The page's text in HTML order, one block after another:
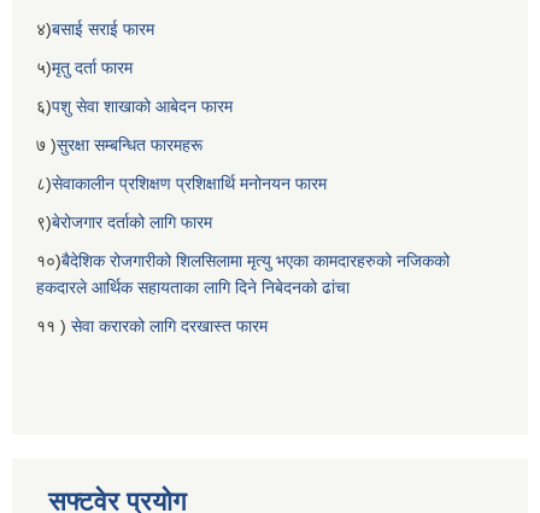
४)बसाई सराई फारम
५)मृतु दर्ता फारम
६)पशु सेवा शाखाको आबेदन फारम
७ )सुरक्षा सम्बन्धित फारमहरू
८)सेवाकालीन प्रशिक्षण प्रशिक्षार्थि मनोनयन फारम
९)बेरोजगार दर्ताको लागि फारम
१०)बैदेशिक रोजगारीको शिलसिलामा मृत्यु भएका कामदारहरुको नजिकको
हकदारले आर्थिक सहायताका लागि दिने निबेदनको ढांचा
११ ) सेवा करारको लागि दरखास्त फारम
सफ्टवेर प्रयोग